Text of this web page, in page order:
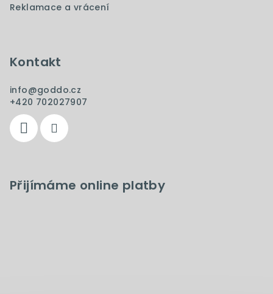
Reklamace a vrácení
Kontakt
info@goddo.cz
+420 702027907
Přijímáme online platby